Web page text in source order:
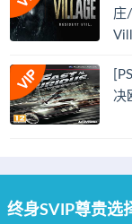
庄
决
终身SVIP尊贵选